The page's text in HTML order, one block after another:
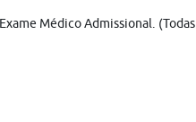
Médico Admissional.